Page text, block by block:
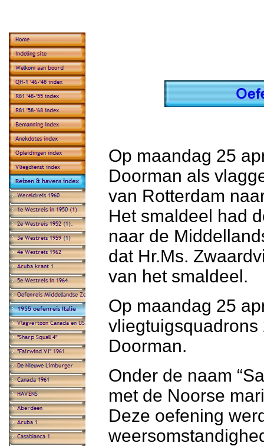
Op maandag 25
Doorman als
van Rotterdam
Het smaldeel had
naar de
dat Hr.Ms.
van het smaldeel.
Op maandag 25
Doorman.
Onder de naam
met de Noorse
Deze oefening